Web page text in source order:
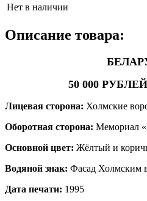
Нет в наличии
Описание товара:
50 000
Лицевая сторона: Холмские
Оборотная сторона: Мемориал
Основной цвет: Жёлтый и
Водяной знак: Фасад Холмским
Дата печати: 1995